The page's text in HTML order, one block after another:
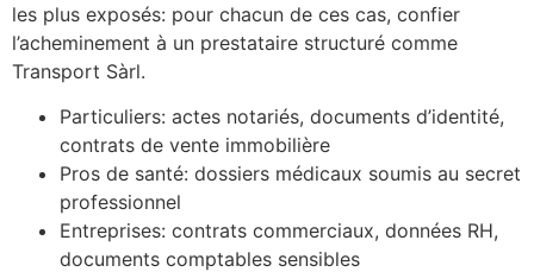
les plus exposés: pour chacun de ces cas, confier
l’acheminement à un prestataire structuré comme
Transport Sàrl.
Particuliers: actes notariés, documents d’identité,
contrats de vente immobilière
Pros de santé: dossiers médicaux soumis au secret
professionnel
Entreprises: contrats commerciaux, données RH,
documents comptables sensibles